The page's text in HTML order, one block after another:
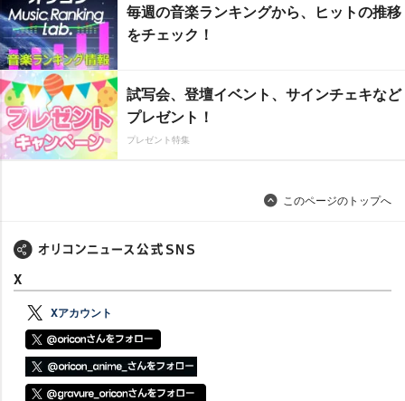
毎週の音楽ランキングから、ヒットの推移
をチェック！
試写会、登壇イベント、サインチェキなど
プレゼント！
プレゼント特集
このページのトップへ
X
Xアカウント